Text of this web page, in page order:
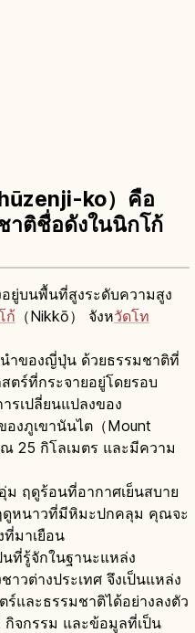
ko）คือ
าติชื่อดังในนิกโก้
อยู่บนพื้นที่สูงระดับความสูง
ก ้（Nikkō） จังหวัดโท
ำของญี่ปุ่น ด้วยธรรมชาติที่
ตร์ที่กระจายอยู่โดยรอบ
รเปลี่ยนแปลงของ
งภูเขานันไต（Mount
25 กิโลเมตร และมีความ
ม ฤดูร้อนที่อากาศเย็นสบาย
ดูหนาวที่มีหิมะปกคลุม คุณจะ
มาเยือน
ที่รู้จักในฐานะแหล่ง
วต่างประเทศ จึงเป็นแหล่ง
และธรรมชาติได้อย่างลงตัว
จกรรม และข้อมูลที่เป็น